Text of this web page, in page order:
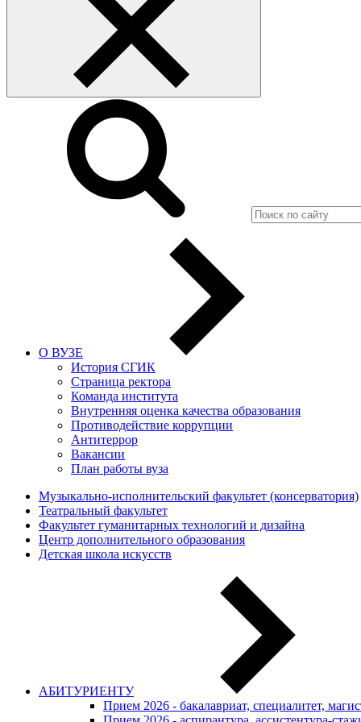
О ВУЗЕ
История СГИК
Страница ректора
Команда института
Внутренняя оценка качества образования
Противодействие коррупции
Антитеррор
Вакансии
План работы вуза
Музыкально-исполнительский факультет (консерватория)
Театральный факультет
Факультет гуманитарных технологий и дизайна
Центр дополнительного образования
Детская школа искусств
АБИТУРИЕНТУ
Прием 2026 - бакалавриат, специалитет,